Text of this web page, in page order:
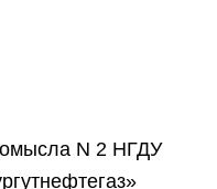
N 2 НГДУ